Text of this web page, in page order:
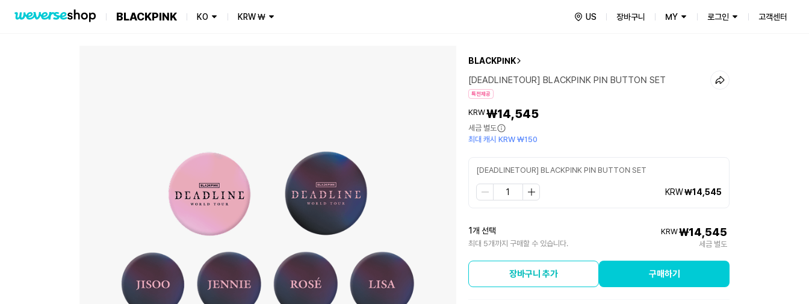
BLACKPINK KO KRW₩ US 장바구니 MY 로그인 고객센터
BLACKPINK
[DEADLINETOUR] BLACKPINK PIN BUTTON SET
특전제공
KRW₩14,545
세금 별도
최대 캐시 KRW ₩150
[DEADLINETOUR] BLACKPINK PIN BUTTON SET
KRW₩14,545
1개 선택
최대 5개까지 구매할 수 있습니다.
KRW₩14,545
세금 별도
장바구니 추가 구매하기